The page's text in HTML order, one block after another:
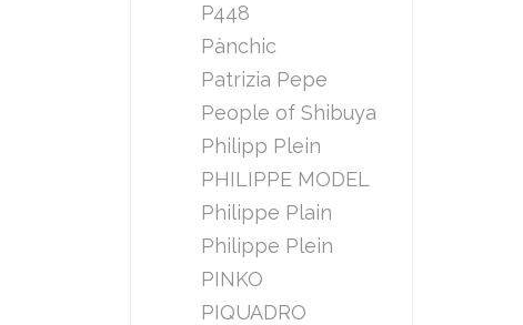
P448
Pànchic
Patrizia Pepe
People of Shibuya
Philipp Plein
PHILIPPE MODEL
Philippe Plain
Philippe Plein
PINKO
PIQUADRO